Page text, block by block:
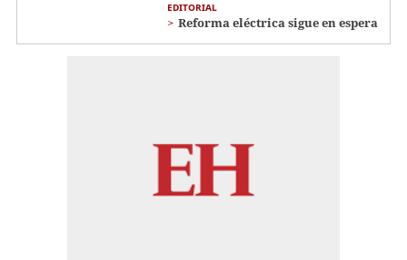
EDITORIAL
Reforma eléctrica sigue en espera